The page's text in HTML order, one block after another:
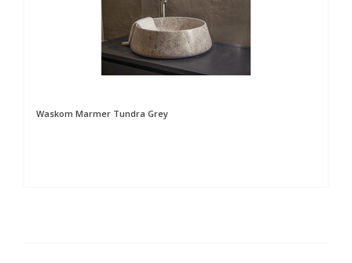
Waskom Marmer Tundra Grey